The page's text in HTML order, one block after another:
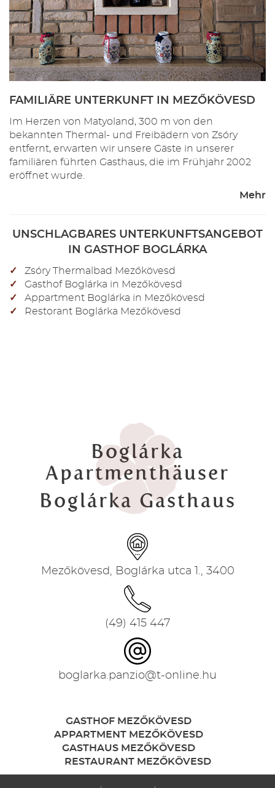
FAMILIÄRE UNTERKUNFT IN MEZŐKÖVESD
Im Herzen von Matyoland, 300 m von den
bekannten Thermal- und Freibädern von Zsóry
entfernt, erwarten wir unsere Gäste in unserer
familiären führten Gasthaus, die im Frühjahr 2002
eröffnet wurde.
Mehr
UNSCHLAGBARES UNTERKUNFTSANGEBOT
IN GASTHOF BOGLÁRKA
Zsóry Thermalbad Mezőkövesd
Gasthof Boglárka in Mezőkövesd
Appartment Boglárka in Mezőkövesd
Restorant Boglárka Mezőkövesd
Boglárka
Apartmenthäuser
Boglárka Gasthaus
Mezőkövesd, Boglárka utca 1., 3400
(49) 415 447
boglarka.panzio@t-online.hu
GASTHOF MEZŐKÖVESD
APPARTMENT MEZŐKÖVESD
GASTHAUS MEZŐKÖVESD
RESTAURANT MEZŐKÖVESD